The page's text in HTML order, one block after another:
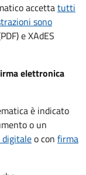
accettatutti
sono
e XAdES
elettronica
è indicato
o un
o con firma